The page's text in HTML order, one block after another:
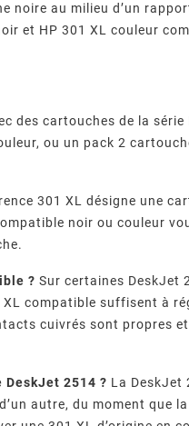
noire au milieu d’un
et HP 301 XL couleur
des cartouches de la série
ou un pack 2
301 XL désigne une
noir ou couleur
? Sur certaines DeskJet
compatible suffisent à
cuivrés sont propres
DeskJet 2514 ? La DeskJet
autre, du moment que